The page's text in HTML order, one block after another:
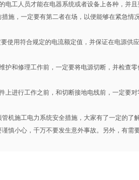
工人员才能在电器系统或者设备上各种，并且
施，一定要有第二者在场，以便能够在紧急情
用符合规定的电流额定值，并保证在电源供应
和修理工作前，一定要将电源切断，并检查零
进行工作之前，和切断接地电线前，一定要对
施工电力系统安全措施，大家有了一定的了
慎小心，千万不要发生意外事故。另外，有需